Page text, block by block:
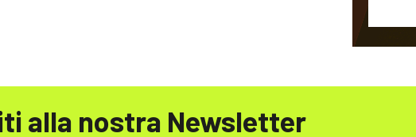
alla nostra Newsletter